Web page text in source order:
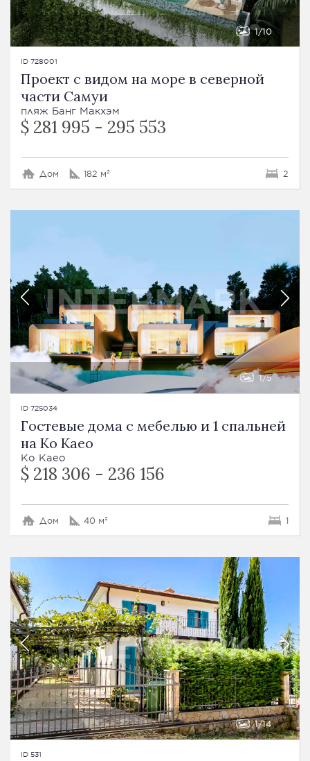
1 10
ID 728001
Проект с видом на море в северной
части Самуи
пляж Банг Макхэм
$ 281 995 - 295 553
Дом 182 м² 2
1 5
ID 725034
Гостевые дома с мебелью и 1 спальней
на Ко Каео
Ko Kaeo
$ 218 306 - 236 156
Дом 40 м² 1
1 14
ID 531